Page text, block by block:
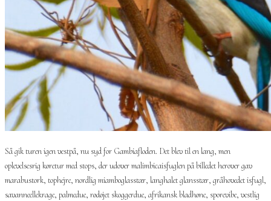
Så gik turen igen vestpå, nu syd for Gambiafloden. Det blev til en lang, men
oplevelsesrig køretur med stops, der udover malimbicaisfuglen på billedet herover gav
marabustork, tophejre, nordlig miamboglasstær, langhalet glansstær, gråhovedet isfugl,
savanneellekrage, palmedue, rødøjet skoggerdue, afrikansk bladhøne, sporevibe, vestlig